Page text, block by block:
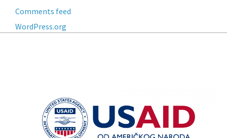
Comments feed
WordPress.org